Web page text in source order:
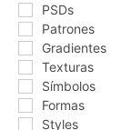
PSDs
Patrones
Gradientes
Texturas
Símbolos
Formas
Styles